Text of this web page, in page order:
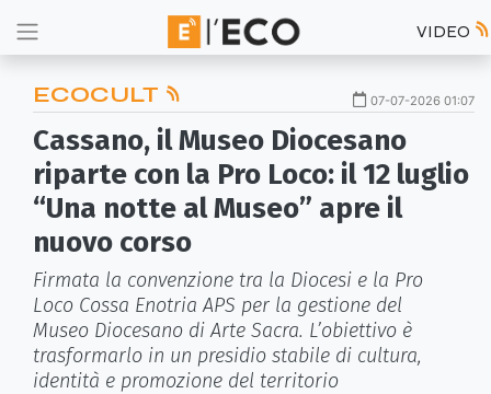
VIDEO
ECOCULT 07-07-2026 01:07
Cassano, il Museo Diocesano
riparte con la Pro Loco: il 12 luglio
“Una notte al Museo” apre il
nuovo corso
Firmata la convenzione tra la Diocesi e la Pro
Loco Cossa Enotria APS per la gestione del
Museo Diocesano di Arte Sacra. L’obiettivo è
trasformarlo in un presidio stabile di cultura,
identità e promozione del territorio